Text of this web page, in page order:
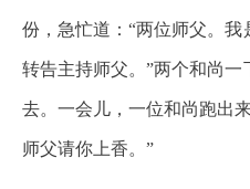
份，急忙道：“两位师父。
转告主持师父。”两个和尚
去。一会儿，一位和尚跑出
师父请你上香。”